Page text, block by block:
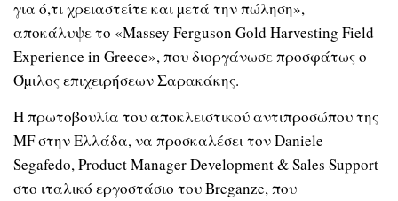
για ό,τι χρειαστείτε και µετά την πώληση»,
αποκάλυψε το «Massey Ferguson Gold Harvesting Field
Experience in Greece», που διοργάνωσε προσφάτως ο
Όµιλος επιχειρήσεων Σαρακάκης.
Η πρωτοβουλία του αποκλειστικού αντιπροσώπου της
MF στην Ελλάδα, να προσκαλέσει τον Daniele
Segafedo, Product Manager Development & Sales Support
στο ιταλικό εργοστάσιο του Breganze, που